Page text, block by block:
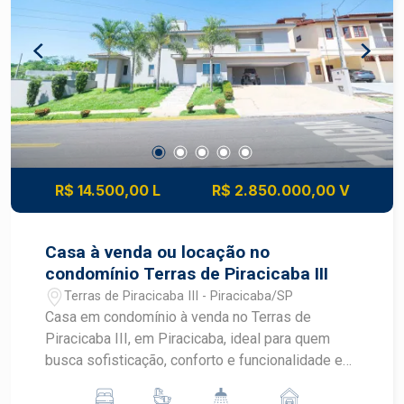
estuda permuta. Agende uma Visita! Não perca a
chance de adquirir esta casa de luxo em
condomínio fechado. Entre em contato conosco
para agendar uma visita e fazer esta propriedade
seu lar dos sonhos! Condomínio conta com ótima
infraestrutura de lazer com piscinas adulto e
infantil, salão de festas, sala de jogos,
brinquedoteca, fitness, quadras de tênis, quadras
poliesportivas. Aceita financiamento.
R$ 14.500,00 L R$ 2.850.000,00 V
Casa à venda ou locação no
condomínio Terras de Piracicaba III
Terras de Piracicaba III - Piracicaba/SP
Casa em condomínio à venda no Terras de
Piracicaba III, em Piracicaba, ideal para quem
busca sofisticação, conforto e funcionalidade em